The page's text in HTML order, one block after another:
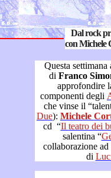
Dal rock
con Michele
Questa settimana
di
Franco
approfondire la
componenti degli
che vinse il
Due):
Michele
cd “
Il teatro dei
salentina “
collaborazione ad esempio di
di